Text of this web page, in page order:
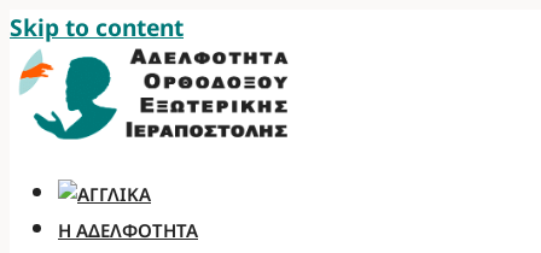
Skip to content
Η ΑΔΕΛΦΌΤΗΤΑ